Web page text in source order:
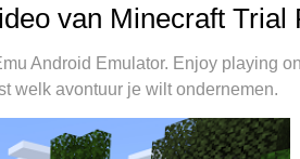
systeem van Minecraft Trial een
of meer accounts op hetzelfde
kan het volledige potentieel
van Minecraft Trial
Android Emulator. Enjoy playing
welk avontuur je wilt ondernemen.